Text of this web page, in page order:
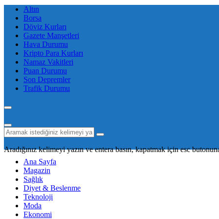
Altın
Borsa
Döviz Kurları
Gazete Manşetleri
Hava Durumu
Kripto Para Kurları
Namaz Vakitleri
Puan Durumu
Son Depremler
Trafik Durumu
Aradığınız kelimeyi yazın ve entera basın, kapatmak için esc
Ana Sayfa
Magazin
Sağlık
Diyet & Beslenme
Teknoloji
Moda
Ekonomi